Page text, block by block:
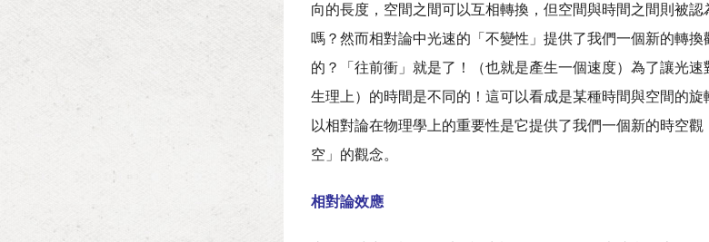
向的長度，空間之間可以互相轉換，但空間與時間之間則被
嗎？然而相對論中光速的「不變性」提供了我們一個新的轉
的？「往前衝」就是了！（也就是產生一個速度）為了讓光
生理上）的時間是不同的！這可以看成是某種時間與空間的
以相對論在物理學上的重要性是它提供了我們一個新的時空
空」的觀念。
相對論效應